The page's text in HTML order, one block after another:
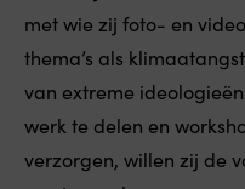
met wie zij foto- en
thema’s als
van extreme
werk te delen en
verzorgen, willen zij de